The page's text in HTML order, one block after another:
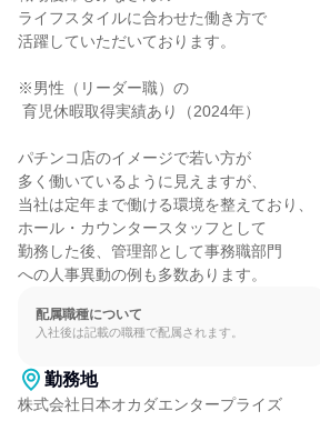
ライフスタイルに合わせた働き方で
活躍していただいております。
※男性（リーダー職）の
パチンコ店のイメージで若い方が
多く働いているように見えますが、
当社は定年まで働ける環境を整えており、
ホール・カウンタースタッフとして
勤務した後、管理部として事務職部門
への人事異動の例も多数あります。
配属職種について
入社後は記載の職種で配属されます。
勤務地
株式会社日本オカダエンタープライズ